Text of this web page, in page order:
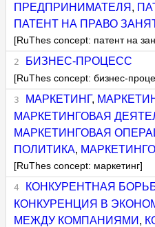
ПРЕДПРИНИМАТЕЛЯ ,
ПАТЕНТ НА ПРАВО
[RuThes concept: патент на
БИЗНЕС-ПРОЦЕСС
[RuThes concept: бизнес-
МАРКЕТИНГ,
МАРКЕТИНГОВАЯ
МАРКЕТИНГОВАЯ
ПОЛИТИКА,
[RuThes concept: маркетинг]
КОНКУРЕНТНАЯ
КОНКУРЕНЦИЯ В
МЕЖДУ КОМПАНИЯМИ ,